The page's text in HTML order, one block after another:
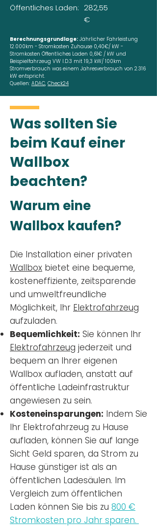
Öffentliches Laden: 282,55
€
Berechnungsgrundlage: Jährlicher Fahrleistung
12.000km - Stromkosten Zuhause 0,40€/ kW -
Stromkosten Öffentliches Laden 0,61€ / kW und
Beispielfahrzeug VW I.D.3 mit 19,3 kW/ 100km
Stromverbrauch was einem Jahresverbrauch von 2.316
kW entspricht.
Quellen: ADAC, Check24
Was sollten Sie
beim Kauf einer
Wallbox
beachten?
Warum eine
Wallbox kaufen?
Die Installation einer privaten
Wallbox bietet eine bequeme,
kosteneffiziente, zeitsparende
und umweltfreundliche
Möglichkeit, Ihr Elektrofahrzeug
aufzuladen.
Bequemlichkeit: Sie können Ihr
Elektrofahrzeug jederzeit und
bequem an Ihrer eigenen
Wallbox aufladen, anstatt auf
öffentliche Ladeinfrastruktur
angewiesen zu sein.
Kosteneinsparungen: Indem Sie
Ihr Elektrofahrzeug zu Hause
aufladen, können Sie auf lange
Sicht Geld sparen, da Strom zu
Hause günstiger ist als an
öffentlichen Ladesäulen. Im
Vergleich zum öffentlichen
Laden können Sie bis zu 800 €
Stromkosten pro Jahr sparen.